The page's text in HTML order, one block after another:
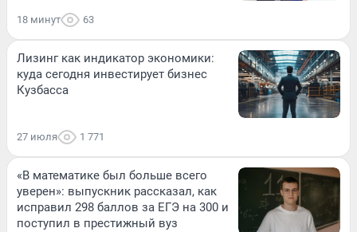
18 минут 63
Лизинг как индикатор экономики:
куда сегодня инвестирует бизнес
Кузбасса
27 июля 1 771
«В математике был больше всего
уверен»: выпускник рассказал, как
исправил 298 баллов за ЕГЭ на 300 и
поступил в престижный вуз